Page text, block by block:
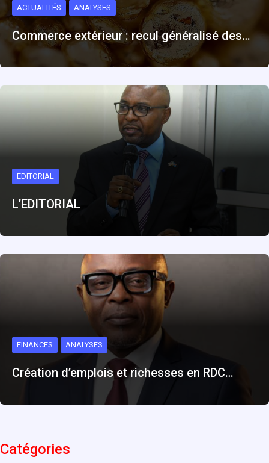
ACTUALITÉS ANALYSES
Commerce extérieur : recul généralisé des…
EDITORIAL
L’EDITORIAL
FINANCES ANALYSES
Création d’emplois et richesses en RDC…
Catégories